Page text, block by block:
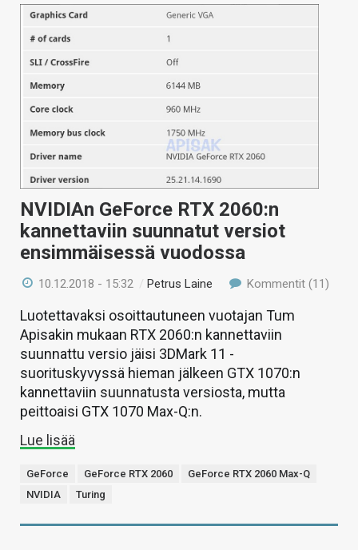
TIETOA
KAUPPA
HAKU
NVIDIAn GeForce RTX 2060:n
kannettaviin suunnatut versiot
ensimmäisessä vuodossa
10.12.2018 - 15:32 /Petrus Laine Kommentit (11)
Luotettavaksi osoittautuneen vuotajan Tum
Apisakin mukaan RTX 2060:n kannettaviin
suunnattu versio jäisi 3DMark 11 -
suorituskyvyssä hieman jälkeen GTX 1070:n
kannettaviin suunnatusta versiosta, mutta
peittoaisi GTX 1070 Max-Q:n.
Lue lisää
GeForce GeForce RTX 2060
GeForce RTX 2060 Max-Q
NVIDIA
Turing